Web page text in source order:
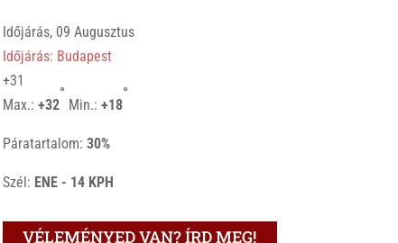
Időjárás, 09 Augusztus
Időjárás: Budapest
+31
Max.:+32
°
Min.:+18
°
Páratartalom:30%
Szél: ENE - 14 KPH
VÉLEMÉNYED VAN? ÍRD MEG!